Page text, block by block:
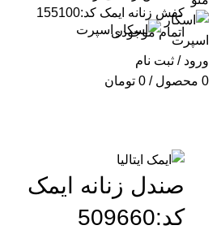
ورود / ثبت نام
0 محصول /
0 تومان
کفش زنانه ایمک کد:155100
اتمام موجودی
صندل زنانه ایمک
کد:509660